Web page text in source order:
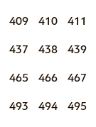
409 410 411
437 438 439
465 466 467
493 494 495